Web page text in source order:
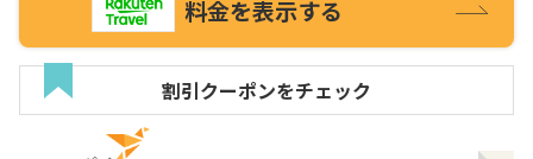
料金を表示する
割引クーポンをチェック